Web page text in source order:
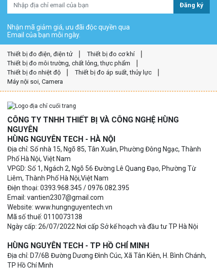
Đăng ký
Nhận mã giảm giá, ưu đãi độc quyền qua
Email của bạn mỗi ngày.
Thiết bị đo điện, điện tử
Thiết bị đo cơ khí
Thiết bị đo môi trường, chất lỏng, thực phẩm
Thiết bị đo nhiệt độ
Thiết bị đo áp suất, thủy lực
Máy nội soi, Camera
CÔNG TY TNHH THIẾT BỊ VÀ CÔNG NGHỆ HÙNG
NGUYÊN
HÙNG NGUYÊN TECH - HÀ NỘI
Địa chỉ: Số nhà 15, Ngõ 85, Tân Xuân, Phường Đông Ngạc, Thành
Phố Hà Nội, Việt Nam
VPGD: Số 1, Ngách 2, Ngõ 56 Đường Lê Quang Đạo, Phường Từ
Liêm, Thành Phố Hà Nội,Việt Nam
Điện thoại: 0393.968.345 / 0976.082.395
Email: vantien2307@gmail.com
Website: www.hungnguyentech.vn
Mã số thuế: 0110073138
Ngày cấp: 26/07/2022 Nơi cấp Sở kế hoạch và đầu tư TP Hà Nội
HÙNG NGUYÊN TECH - TP HỒ CHÍ MINH
Địa chỉ: D7/6B Đường Dương Đình Cúc, Xã Tân Kiên, H. Bình Chánh,
TP Hồ Chí Minh